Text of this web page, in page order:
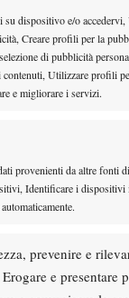
dispositivo e/o
Creare profili per la
di pubblicità
contenuti, Utilizzare profili
e migliorare i servizi.
provenienti da altre fonti
Identificare i dispositivi
prevenire e
e presentare
Youtube
Spazio Tennis
SRL, P.iva
Alessandro